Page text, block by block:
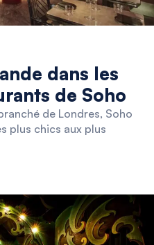
dans les
de Soho
de Londres, Soho
plus chics aux plus